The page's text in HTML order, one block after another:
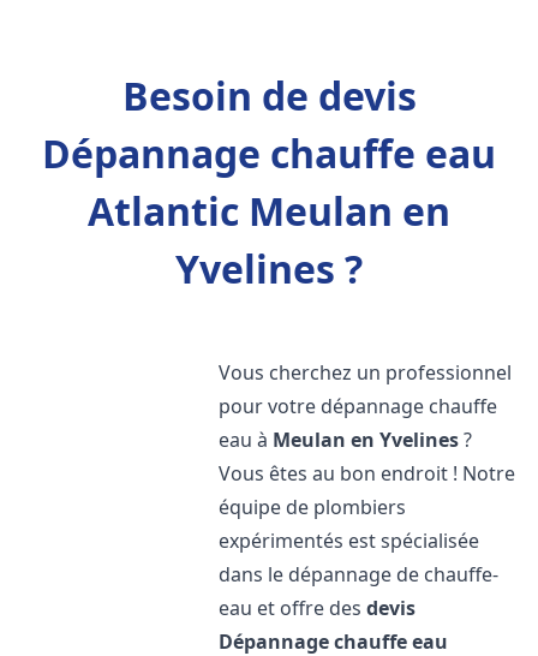
Besoin de devis
Dépannage chauffe eau
Atlantic Meulan en
Yvelines ?
Vous cherchez un professionnel
pour votre dépannage chauffe
eau à Meulan en Yvelines?
Vous êtes au bon endroit ! Notre
équipe de plombiers
expérimentés est spécialisée
dans le dépannage de chauffe-
eau et offre desdevis
Dépannage chauffe eau